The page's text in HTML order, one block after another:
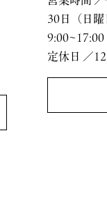
30日（日曜
9:00~17:00
定休日 ／